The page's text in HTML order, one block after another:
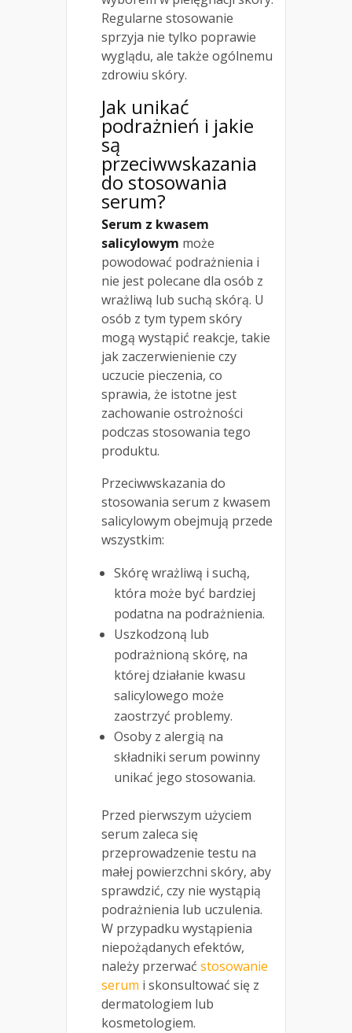
Regularne stosowanie
sprzyja nie tylko poprawie
wyglądu, ale także ogólnemu
zdrowiu skóry.
Jak unikać
podrażnień i jakie
są
przeciwwskazania
do stosowania
serum?
Serum z kwasem
salicylowym może
powodować podrażnienia i
nie jest polecane dla osób z
wrażliwą lub suchą skórą. U
osób z tym typem skóry
mogą wystąpić reakcje, takie
jak zaczerwienienie czy
uczucie pieczenia, co
sprawia, że istotne jest
zachowanie ostrożności
podczas stosowania tego
produktu.
Przeciwwskazania do
stosowania serum z kwasem
salicylowym obejmują przede
wszystkim:
Skórę wrażliwą i suchą,
która może być bardziej
podatna na podrażnienia.
Uszkodzoną lub
podrażnioną skórę, na
której działanie kwasu
salicylowego może
zaostrzyć problemy.
Osoby z alergią na
składniki serum powinny
unikać jego stosowania.
Przed pierwszym użyciem
serum zaleca się
przeprowadzenie testu na
małej powierzchni skóry, aby
sprawdzić, czy nie wystąpią
podrażnienia lub uczulenia.
W przypadku wystąpienia
niepożądanych efektów,
należy przerwać stosowanie
serum i skonsultować się z
dermatologiem lub
kosmetologiem.